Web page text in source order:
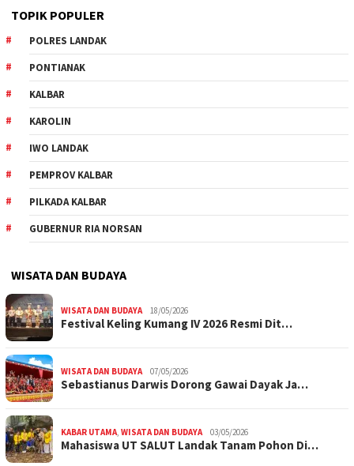
TOPIK POPULER
POLRES LANDAK
PONTIANAK
KALBAR
KAROLIN
IWO LANDAK
PEMPROV KALBAR
PILKADA KALBAR
GUBERNUR RIA NORSAN
WISATA DAN BUDAYA
WISATA DAN BUDAYA 18/05/2026
Festival Keling Kumang IV 2026 Resmi Dit…
WISATA DAN BUDAYA 07/05/2026
Sebastianus Darwis Dorong Gawai Dayak Ja…
KABAR UTAMA, WISATA DAN BUDAYA 03/05/2026
Mahasiswa UT SALUT Landak Tanam Pohon Di…